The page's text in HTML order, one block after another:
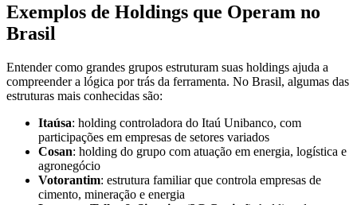
Exemplos de Holdings que Operam no
Brasil
Entender como grandes grupos estruturam suas holdings ajuda a
compreender a lógica por trás da ferramenta. No Brasil, algumas das
estruturas mais conhecidas são:
Itaúsa: holding controladora do Itaú Unibanco, com
participações em empresas de setores variados
Cosan: holding do grupo com atuação em energia, logística e
agronegócio
Votorantim: estrutura familiar que controla empresas de
cimento, mineração e energia